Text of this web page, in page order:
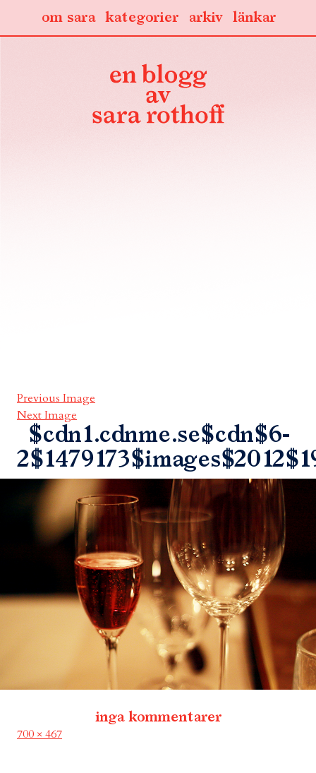
länkar
arkiv
kategorier
om sara
Previous Image
Next Image
$cdn1.cdnme.se$cdn$6-
inga kommentarer
Full
700 × 467